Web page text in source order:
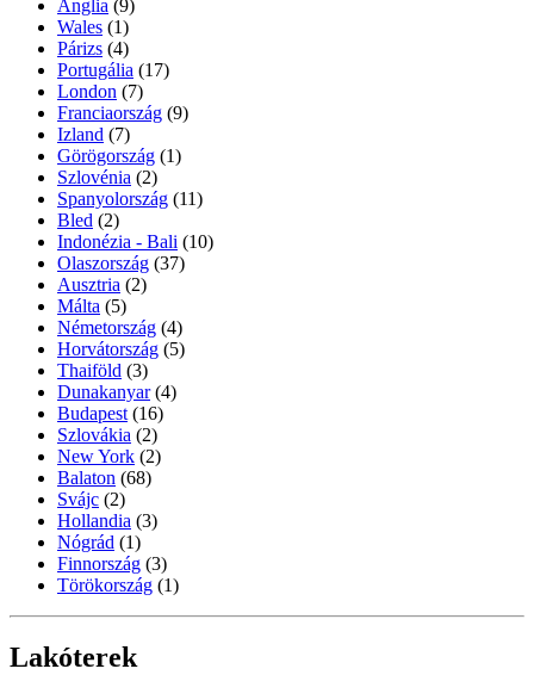
Anglia (9)
Wales (1)
Párizs (4)
Portugália (17)
London (7)
Franciaország (9)
Izland (7)
Görögország (1)
Szlovénia (2)
Spanyolország (11)
Bled (2)
Indonézia - Bali (10)
Olaszország (37)
Ausztria (2)
Málta (5)
Németország (4)
Horvátország (5)
Thaiföld (3)
Dunakanyar (4)
Budapest (16)
Szlovákia (2)
New York (2)
Balaton (68)
Svájc (2)
Hollandia (3)
Nógrád (1)
Finnország (3)
Törökország (1)
Lakóterek